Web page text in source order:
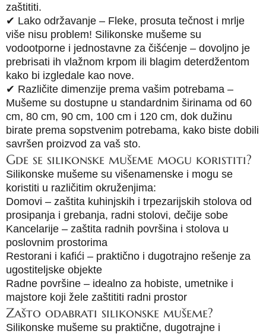
zaštititi.
✔ Lako održavanje – Fleke, prosuta tečnost i mrlje
više nisu problem! Silikonske mušeme su
vodootporne i jednostavne za čišćenje – dovoljno je
prebrisati ih vlažnom krpom ili blagim deterdžentom
kako bi izgledale kao nove.
✔ Različite dimenzije prema vašim potrebama –
Mušeme su dostupne u standardnim širinama od 60
cm, 80 cm, 90 cm, 100 cm i 120 cm, dok dužinu
birate prema sopstvenim potrebama, kako biste dobili
savršen proizvod za vaš sto.
Gde se silikonske mušeme mogu koristiti?
Silikonske mušeme su višenamenske i mogu se
koristiti u različitim okruženjima:
Domovi – zaštita kuhinjskih i trpezarijskih stolova od
prosipanja i grebanja, radni stolovi, dečije sobe
Kancelarije – zaštita radnih površina i stolova u
poslovnim prostorima
Restorani i kafići – praktično i dugotrajno rešenje za
ugostiteljske objekte
Radne površine – idealno za hobiste, umetnike i
majstore koji žele zaštititi radni prostor
Zašto odabrati silikonske mušeme?
Silikonske mušeme su praktične, dugotrajne i